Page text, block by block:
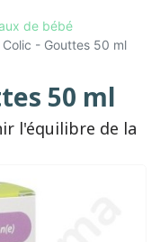
de bébé
Colic - Gouttes 50 ml
50 ml
l'équilibre de la